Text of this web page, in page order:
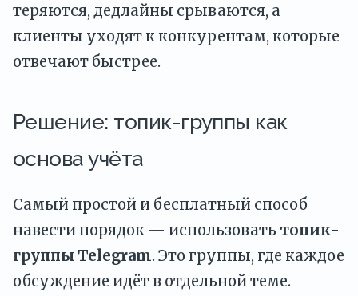
теряются, дедлайны срываются, а
клиенты уходят к конкурентам, которые
отвечают быстрее.
Решение: топик-группы как
основа учёта
Самый простой и бесплатный способ
навести порядок — использовать топик-
группы Telegram. Это группы, где каждое
обсуждение идёт в отдельной теме.